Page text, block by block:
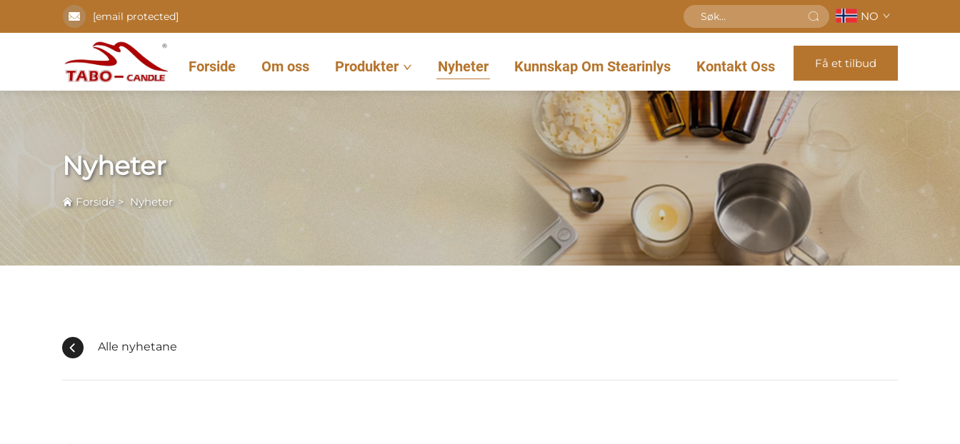
[email protected] NO
Forside Om oss Produkter Nyheter Kunnskap Om Stearinlys Kontakt Oss Få et tilbud
Nyheter
Forside> Nyheter
Alle nyhetane